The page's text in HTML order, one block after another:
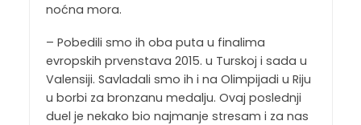
noćna mora.
– Pobedili smo ih oba puta u finalima
evropskih prvenstava 2015. u Turskoj i sada u
Valensiji. Savladali smo ih i na Olimpijadi u Riju
u borbi za bronzanu medalju. Ovaj poslednji
duel je nekako bio najmanje stresam i za nas